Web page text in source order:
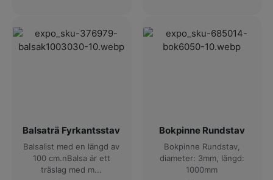
Balsaträ Fyrkantsstav
Balsalist med en längd av
100 cm.nBalsa är ett
träslag med m...
Bokpinne Rundstav
Bokpinne Rundstav,
diameter: 3mm, längd:
1000mm